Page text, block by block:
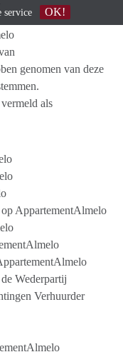
genomen van deze
als
AppartementAlmelo
Wederpartij
Verhuurder
service OK!